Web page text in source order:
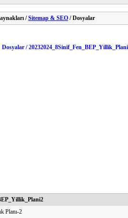
/Sitemap & SEO / Dosyalar
Dosyalar /
Planı-2